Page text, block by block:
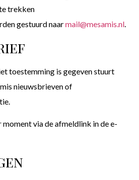
trekken
gestuurd naarmail@mesamis.nl.
toestemming is gegeven stuurt
nieuwsbrieven of
via de afmeldlink in de e-